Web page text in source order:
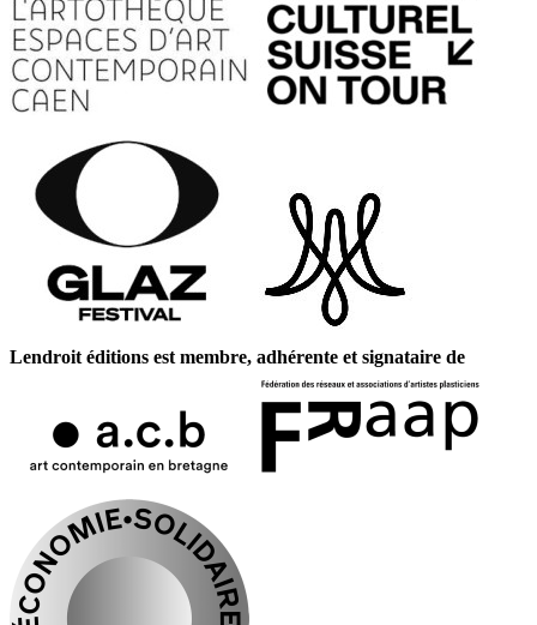
Lendroit éditions est membre, adhérente et signataire de